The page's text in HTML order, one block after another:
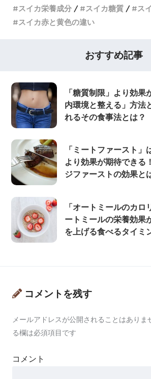
スイカ栄養成分
スイカ糖質
ス
スイカ赤と黄色の違い
おすすめ記事
「糖質制限」より効果
内環境と整える」方法
れるその食事法とは？
「ミートファースト」
より効果が期待できる
ジファーストの効果と
「オートミールのカロ
ートミールの栄養効果
を上げる食べるタイミ
コメントを残す
メールアドレスが公開されることはありま
る欄は必須項目です
コメント